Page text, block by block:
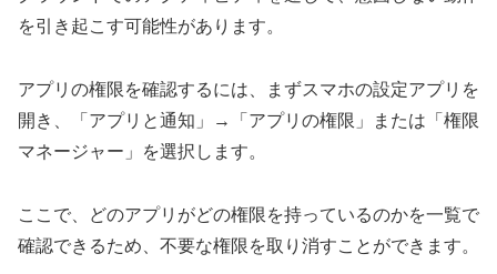
を引き起こす可能性があります。
アプリの権限を確認するには、まずスマホの設定アプリを
開き、「アプリと通知」→「アプリの権限」または「権限
マネージャー」を選択します。
ここで、どのアプリがどの権限を持っているのかを一覧で
確認できるため、不要な権限を取り消すことができます。